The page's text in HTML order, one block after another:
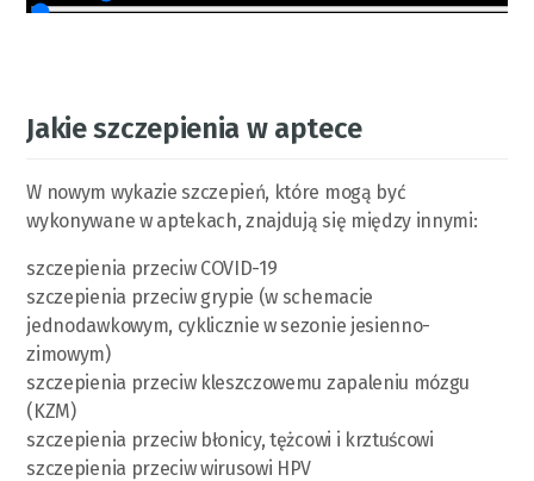
Jakie szczepienia w aptece
W nowym wykazie szczepień, które mogą być
wykonywane w aptekach, znajdują się między innymi:
szczepienia przeciw COVID-19
szczepienia przeciw grypie (w schemacie
jednodawkowym, cyklicznie w sezonie jesienno-
zimowym)
szczepienia przeciw kleszczowemu zapaleniu mózgu
(KZM)
szczepienia przeciw błonicy, tężcowi i krztuścowi
szczepienia przeciw wirusowi HPV